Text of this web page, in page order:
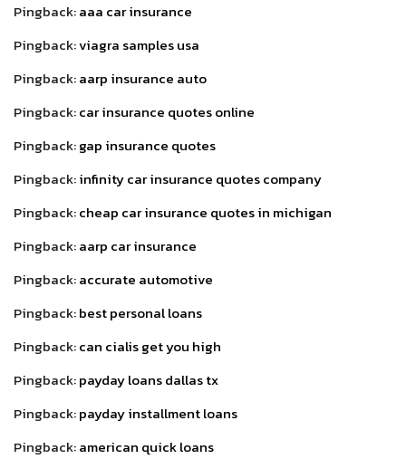
Pingback:aaa car insurance
Pingback:viagra samples usa
Pingback:aarp insurance auto
Pingback:car insurance quotes online
Pingback:gap insurance quotes
Pingback:infinity car insurance quotes company
Pingback:cheap car insurance quotes in michigan
Pingback:aarp car insurance
Pingback:accurate automotive
Pingback:best personal loans
Pingback:can cialis get you high
Pingback:payday loans dallas tx
Pingback:payday installment loans
Pingback:american quick loans